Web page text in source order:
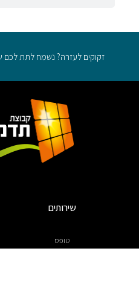
זקוקים לעזרה? נשמח לתת לכם שירות
שירותים
טופס